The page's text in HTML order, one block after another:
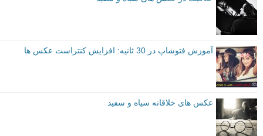
آموزش فتوشاپ در 30 ثانیه: افزایش کنتراست عکس ها
عکس های خلاقانه سیاه و سفید